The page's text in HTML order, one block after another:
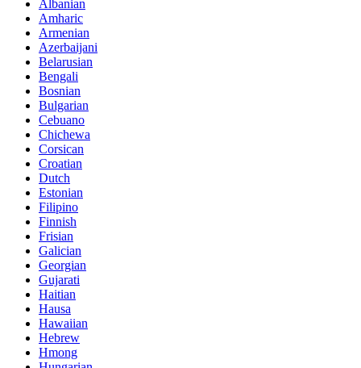
Albanian
Amharic
Armenian
Azerbaijani
Belarusian
Bengali
Bosnian
Bulgarian
Cebuano
Chichewa
Corsican
Croatian
Dutch
Estonian
Filipino
Finnish
Frisian
Galician
Georgian
Gujarati
Haitian
Hausa
Hawaiian
Hebrew
Hmong